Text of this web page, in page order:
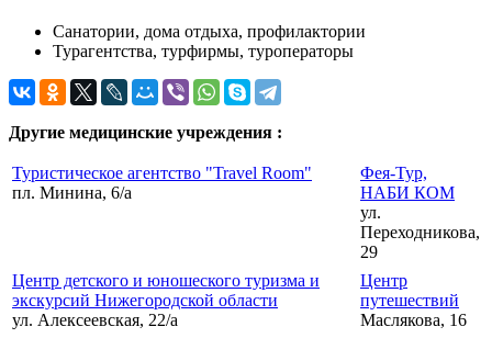
Санатории, дома отдыха, профилактории
Турагентства, турфирмы, туроператоры
Другие медицинские учреждения :
Туристическое агентство "Travel Room"
пл. Минина, 6/a
Фея-Тур,
НАБИ КОМ
ул.
Переходникова,
29
Центр детского и юношеского туризма и
экскурсий Нижегородской области
ул. Алексеевская, 22/а
Центр
путешествий
Маслякова, 16